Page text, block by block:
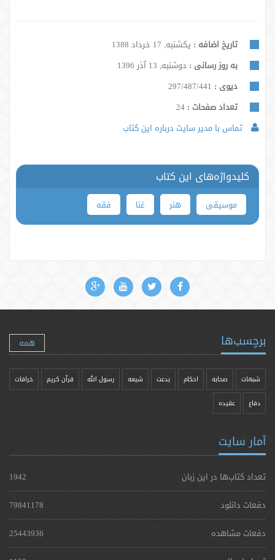
تاریخ اضافه : یکشنبه, 17 خرداد 1388
به روز رسانی : دوشنبه, 13 آذر 1396
دیوی : 297/487/441
تعداد صفحات :
تماس با مدیر سایت درباره این کتاب
کلیدواژه‌های این کتاب
موسیقی هنر غنا فقه
برچسب‌ها همه
شبهات صحابه احکام بدعت شیعه رسول الله قرآن کریم خرافات
دفاع عقیده
آمار سایت
تعداد کتاب‌ها در این زبان
1942
دفعات دانلود
79841178
دفعات مشاهده
25443936